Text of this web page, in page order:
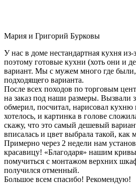
Мария и Григорий Бурковы
У нас в доме нестандартная кухня
поэтому готовые кухни (хоть они и
вариант. Мы с мужем много где
подходящего варианта.
После всех походов по торговым
на заказ под наши размеры. Вызвали
обмерил, посчитал, нарисовал кухню
хотелось, и картинка в голове
скажу, что это самый дешевый
вписалась и цвет выбрала такой, как
Примерно через 2 недели нам
красавицу! «Благодаря» нашим
помучиться с монтажом верхних
получился отменный.
Большое всем спасибо! Рекомендую!